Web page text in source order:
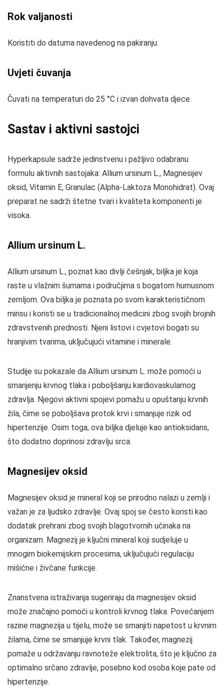
Rok valjanosti
Koristiti do datuma navedenog na pakiranju.
Uvjeti čuvanja
Čuvati na temperaturi do 25 °C i izvan dohvata djece.
Sastav i aktivni sastojci
Hyperkapsule sadrže jedinstvenu i pažljivo odabranu
formulu aktivnih sastojaka: Allium ursinum L., Magnesijev
oksid, Vitamin E, Granulac (Alpha-Laktoza Monohidrat). Ovaj
preparat ne sadrži štetne tvari i kvaliteta komponenti je
visoka.
Allium ursinum L.
Allium ursinum L., poznat kao divlji češnjak, biljka je koja
raste u vlažnim šumama i područjima s bogatom humusnom
zemljom. Ova biljka je poznata po svom karakterističnom
mirisu i koristi se u tradicionalnoj medicini zbog svojih brojnih
zdravstvenih prednosti. Njeni listovi i cvjetovi bogati su
hranjivim tvarima, uključujući vitamine i minerale.
Studije su pokazale da Allium ursinum L. može pomoći u
smanjenju krvnog tlaka i poboljšanju kardiovaskularnog
zdravlja. Njegovi aktivni spojevi pomažu u opuštanju krvnih
žila, čime se poboljšava protok krvi i smanjuje rizik od
hipertenzije. Osim toga, ova biljka djeluje kao antioksidans,
što dodatno doprinosi zdravlju srca.
Magnesijev oksid
Magnesijev oksid je mineral koji se prirodno nalazi u zemlji i
važan je za ljudsko zdravlje. Ovaj spoj se često koristi kao
dodatak prehrani zbog svojih blagotvornih učinaka na
organizam. Magnezij je ključni mineral koji sudjeluje u
mnogim biokemijskim procesima, uključujući regulaciju
mišićne i živčane funkcije.
Znanstvena istraživanja sugeriraju da magnesijev oksid
može značajno pomoći u kontroli krvnog tlaka. Povećanjem
razine magnezija u tijelu, može se smanjiti napetost u krvnim
žilama, čime se smanjuje krvni tlak. Također, magnezij
pomaže u održavanju ravnoteže elektrolita, što je ključno za
optimalno srčano zdravlje, posebno kod osoba koje pate od
hipertenzije.